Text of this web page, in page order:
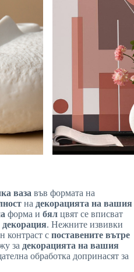
ваза във формата на
на декорацията на вашия
форма и бял цвят се вписват
декорация. Нежните извивки
контраст с поставените вътре
за декорацията на вашия
обработка допринасят за